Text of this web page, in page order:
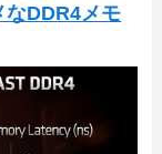
DDR4メモ